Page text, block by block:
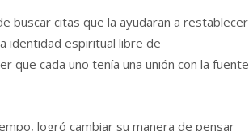
buscar citas que la ayudaran a restablecer
identidad espiritual libre de
que cada uno tenía una unión con la fuente
logró cambiar su manera de pensar